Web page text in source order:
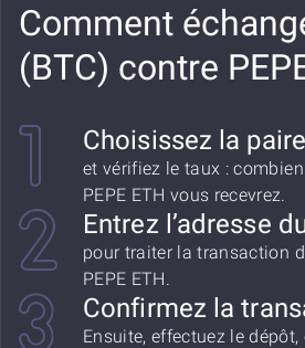
Comment
(BTC) contre
Choisissez la
et vérifiez le taux :
PEPE ETH vous recevrez.
Entrez l’adresse
pour traiter la transaction
PEPE ETH.
Confirmez la
Ensuite, effectuez le